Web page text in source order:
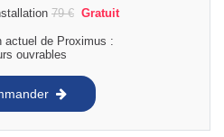
79€ Gratuit
actuel de Proximus :
ouvrables